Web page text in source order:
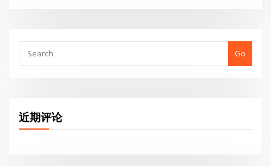
Go
近期评论